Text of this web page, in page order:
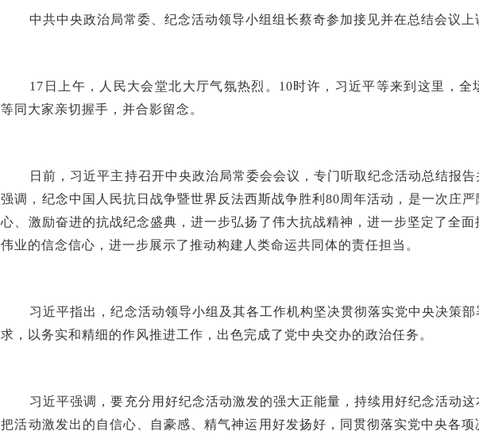
中共中央政治局常委、纪念活动领导小组组长蔡奇参加接见并在总结会议上
17日上午，人民大会堂北大厅气氛热烈。10时许，习近平等来到这里，全
等同大家亲切握手，并合影留念。
日前，习近平主持召开中央政治局常委会会议，专门听取纪念活动总结报
强调，纪念中国人民抗日战争暨世界反法西斯战争胜利80周年活动，是一次庄严
心、激励奋进的抗战纪念盛典，进一步弘扬了伟大抗战精神，进一步坚定了全
伟业的信念信心，进一步展示了推动构建人类命运共同体的责任担当。
习近平指出，纪念活动领导小组及其各工作机构坚决贯彻落实党中央决策
求，以务实和精细的作风推进工作，出色完成了党中央交办的政治任务。
习近平强调，要充分用好纪念活动激发的强大正能量，持续用好纪念活动这
把活动激发出的自信心、自豪感、精气神运用好发扬好，同贯彻落实党中央各